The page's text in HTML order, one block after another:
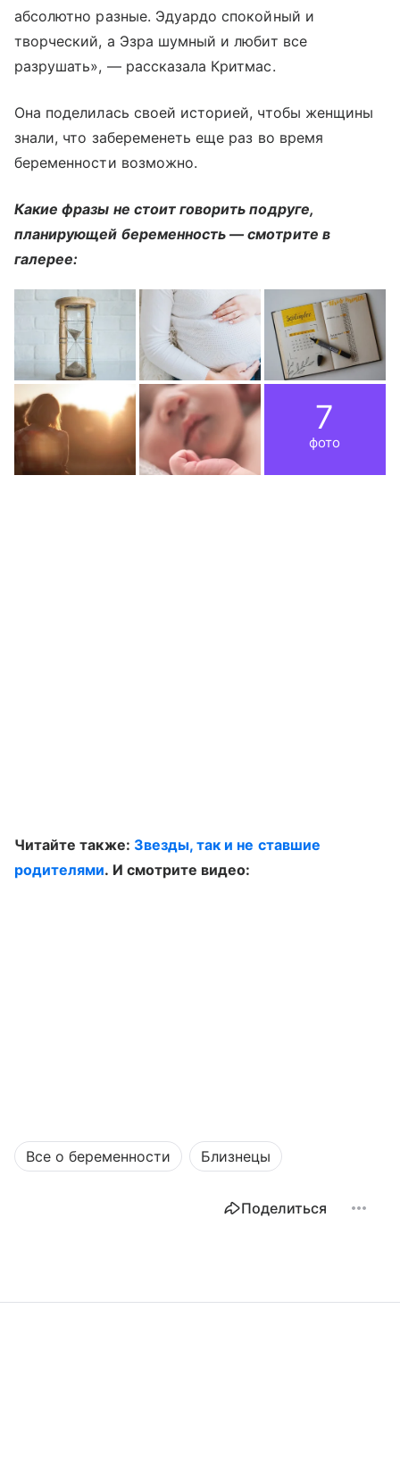
абсолютно разные. Эдуардо спокойный и
творческий, а Эзра шумный и любит все
разрушать», — рассказала Критмас.
Она поделилась своей историей, чтобы женщины
знали, что забеременеть еще раз во время
беременности возможно.
Какие фразы не стоит говорить подруге,
планирующей беременность — смотрите в
галерее:
7
фото
Читайте также: Звезды, так и не ставшие
родителями. И смотрите видео:
Все о беременности Близнецы
Поделиться